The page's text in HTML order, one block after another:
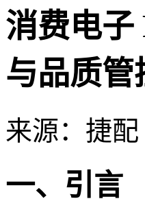
消费电子
与品质管
来源：捷配
一、引言